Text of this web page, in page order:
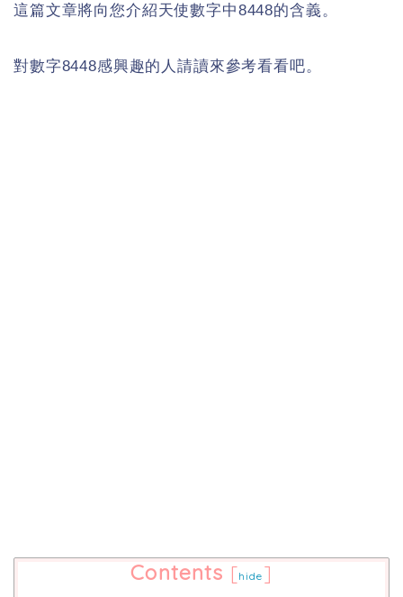
這篇文章將向您介紹天使數字中8448的含義。
對數字8448感興趣的人請讀來參考看看吧。
Contents [hide ]